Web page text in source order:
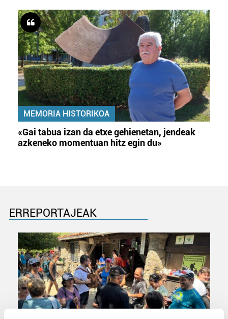
MEMORIA HISTORIKOA
«Gai tabua izan da etxe gehienetan, jendeak
azkeneko momentuan hitz egin du»
ERREPORTAJEAK